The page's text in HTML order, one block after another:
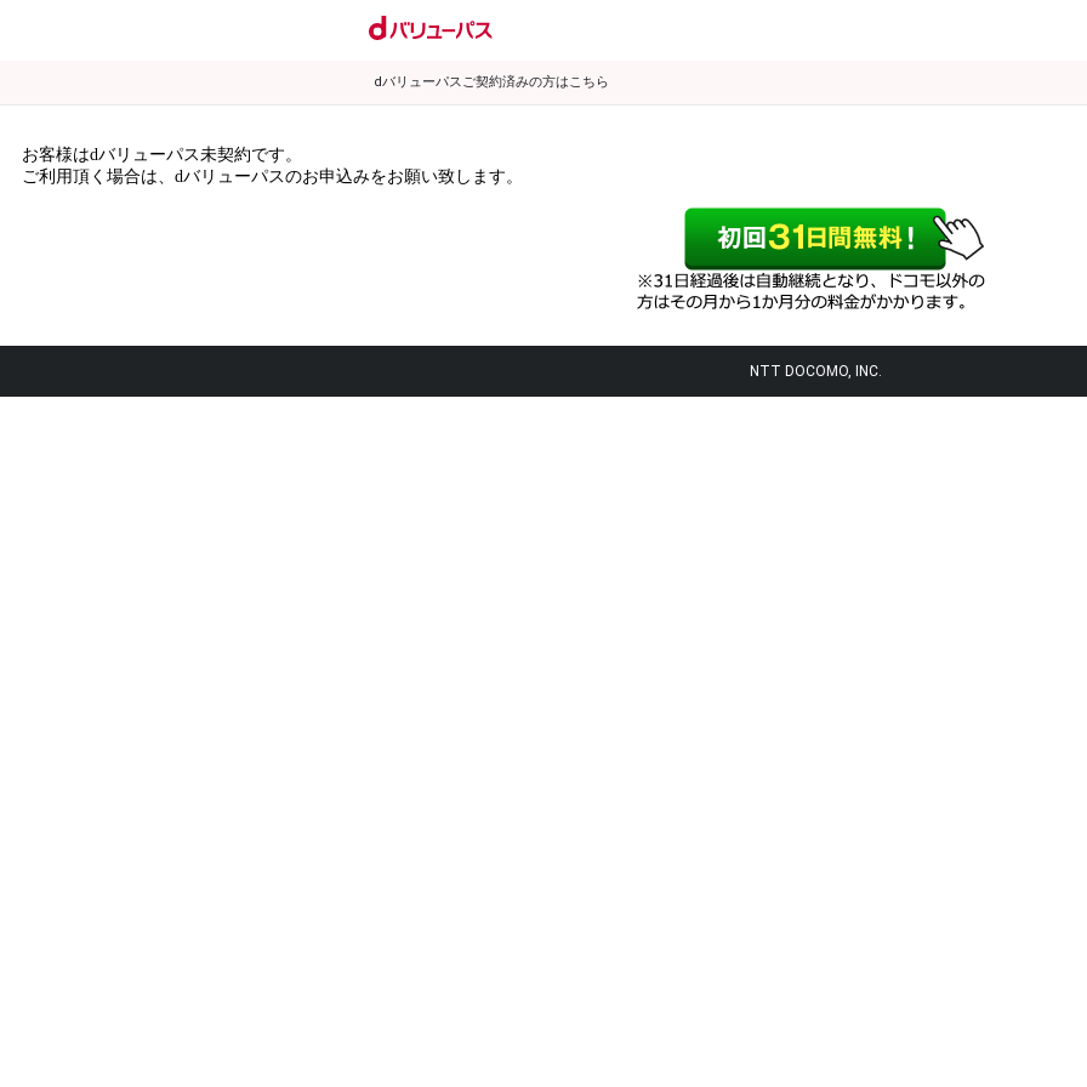
dバリューパスご契約済みの方はこちら
お客様はdバリューパス未契約です。
ご利用頂く場合は、dバリューパスのお申込みをお願い致します。
NTT DOCOMO, INC.